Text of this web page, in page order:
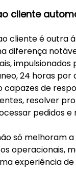
cliente
cliente é outra
diferença
impulsionados
24 horas por
capazes de
resolver
pedidos e
só melhoram
operacionais,
experiência de